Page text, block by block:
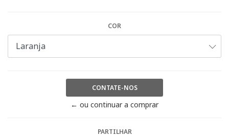
COR
CONTATE-NOS
← ou continuar a comprar
PARTILHAR